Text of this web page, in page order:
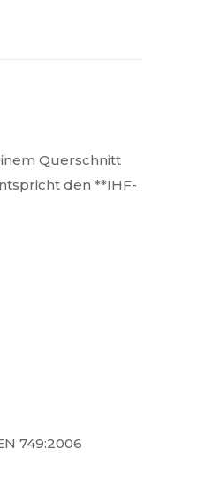
Querschnitt
den **IHF-
749:2006